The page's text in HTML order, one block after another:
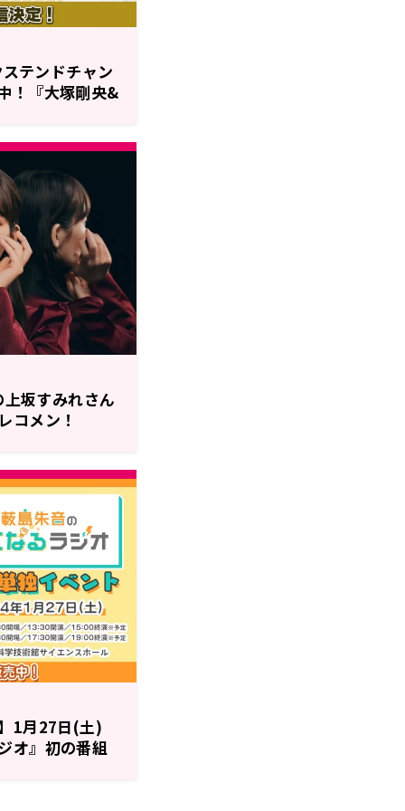
テンドチャン
！『大塚剛央&
坂すみれさん
コメン！
1月27日(土)
オ』初の番組